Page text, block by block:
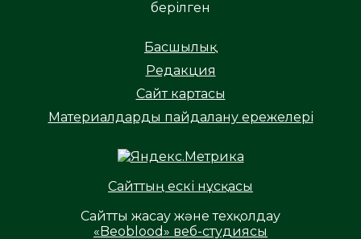
берілген
Басшылық
Редакция
Сайт картасы
Материалдарды пайдалану ережелері
Сайттың ескі нұсқасы
Сайтты жасау және техқолдау
«Beoblood» веб-студиясы